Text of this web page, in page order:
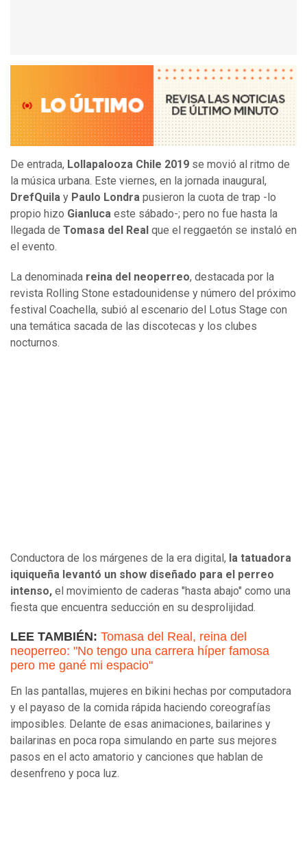
De entrada, Lollapalooza Chile 2019 se movió al ritmo de
la música urbana. Este viernes, en la jornada inaugural,
DrefQuila y Paulo Londra pusieron la cuota de trap -lo
propio hizo Gianluca este sábado-; pero no fue hasta la
llegada de Tomasa del Real que el reggaetón se instaló en
el evento.
La denominada reina del neoperreo, destacada por la
revista Rolling Stone estadounidense y número del próximo
festival Coachella, subió al escenario del Lotus Stage con
una temática sacada de las discotecas y los clubes
nocturnos.
Conductora de los márgenes de la era digital, la tatuadora
iquiqueña levantó un show diseñado para el perreo
intenso, el movimiento de caderas "hasta abajo" como una
fiesta que encuentra seducción en su desprolijidad.
LEE TAMBIÉN: Tomasa del Real, reina del
neoperreo: "No tengo una carrera híper famosa
pero me gané mi espacio"
En las pantallas, mujeres en bikini hechas por computadora
y el payaso de la comida rápida haciendo coreografías
imposibles. Delante de esas animaciones, bailarines y
bailarinas en poca ropa simulando en parte sus mejores
pasos en el acto amatorio y canciones que hablan de
desenfreno y poca luz.